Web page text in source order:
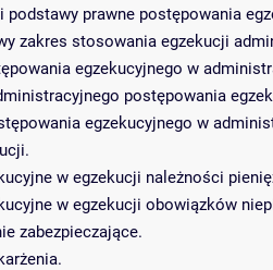
podstawy prawne postępowania
zakres stosowania egzekucji
egzekucyjnego w
postępowania
egzekucyjnego w
w egzekucji należności
w egzekucji obowiązków
zabezpieczające.